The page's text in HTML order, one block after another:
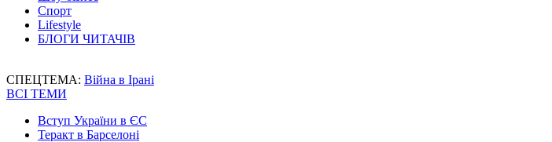
Спорт
Lifestyle
БЛОГИ ЧИТАЧІВ
СПЕЦТЕМА: Війна в Ірані
ВСІ ТЕМИ
Вступ України в ЄС
Теракт в Барселоні